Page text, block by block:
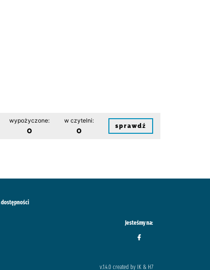
wypożyczone:
0
w czytelni:
0 sprawdź
dostępności
Jesteśmy na:
v.1.4.0 created by IK & H7